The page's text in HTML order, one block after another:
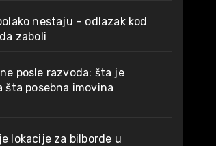
nestaju – odlazak kod
zaboli
posle razvoda: šta je
šta posebna imovina
lokacije za bilborde u